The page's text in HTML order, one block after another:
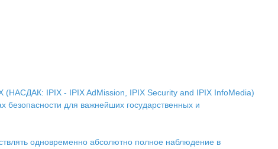
(НАСДАК: IPIX - IPIX AdMission, IPIX Security and IPIX InfoMedia)
для важнейших государственных и
одновременно абсолютно полное наблюдение в